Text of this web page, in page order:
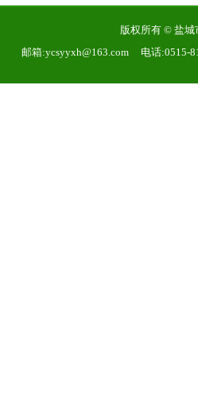
版权所有 © 盐
邮箱:ycsyyxh@163.com 电话:0515-